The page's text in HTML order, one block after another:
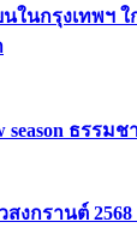
นในกรุงเทพฯ
season ธรร
สงกรานต์